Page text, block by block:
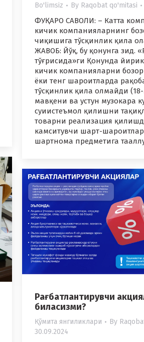
Bo'limsiz By Raqobat qo'mitasi
ФУҚАРО САВОЛИ: – Катта
кичик компанияларнинг
чиқишига тўсқинлик қила
ЖАВОБ: Йўқ, бу қонунга зид.
тўғрисида»ги Қонунда
кичик компанияларни
ёки тенг шароитларда
тўсқинлик қила олмайди
мавқени ва устун музокара
суиистеъмол қилишни
товарни реализация
камситувчи шарт-
шартнома предметига
Рағбатлантирувчи
биласизми?
Қўмита янгиликлари By
30.09.2024